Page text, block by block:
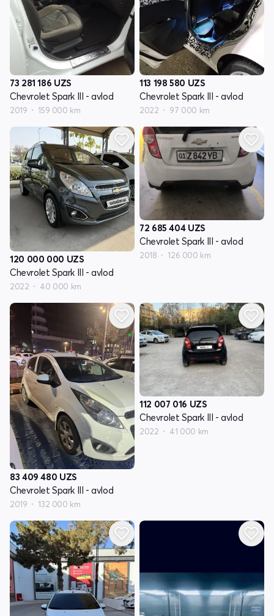
73 281 186 UZS
Chevrolet Spark III - avlod
2019 159 000 km
113 198 580 UZS
Chevrolet Spark III - avlod
2022 97 000 km
120 000 000 UZS
Chevrolet Spark III - avlod
2022 40 000 km
72 685 404 UZS
Chevrolet Spark III - avlod
2018 126 000 km
83 409 480 UZS
Chevrolet Spark III - avlod
2019 132 000 km
112 007 016 UZS
Chevrolet Spark III - avlod
2022 41 000 km